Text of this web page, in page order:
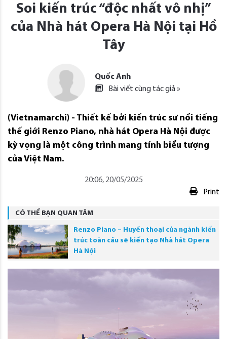
Soi kiến trúc “độc nhất vô nhị”
của Nhà hát Opera Hà Nội tại Hồ
Tây
Quốc Anh
Bài viết cùng tác giả »
(Vietnamarchi) - Thiết kế bởi kiến trúc sư nổi tiếng
thế giới Renzo Piano, nhà hát Opera Hà Nội được
kỳ vọng là một công trình mang tính biểu tượng
của Việt Nam.
20:06, 20/05/2025
Print
CÓ THỂ BẠN QUAN TÂM
Renzo Piano – Huyền thoại của ngành kiến
trúc toàn cầu sẽ kiến tạo Nhà hát Opera
Hà Nội